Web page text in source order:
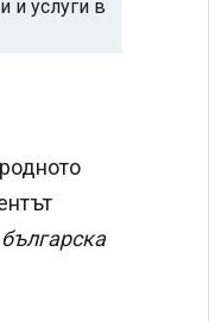
и услуги в